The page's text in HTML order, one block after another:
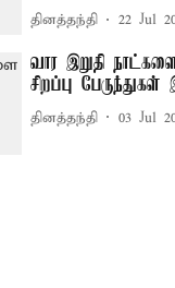
தினத்தந்தி 22 Jul
வார இறுதி
சிறப்பு
தினத்தந்தி 03 Jul